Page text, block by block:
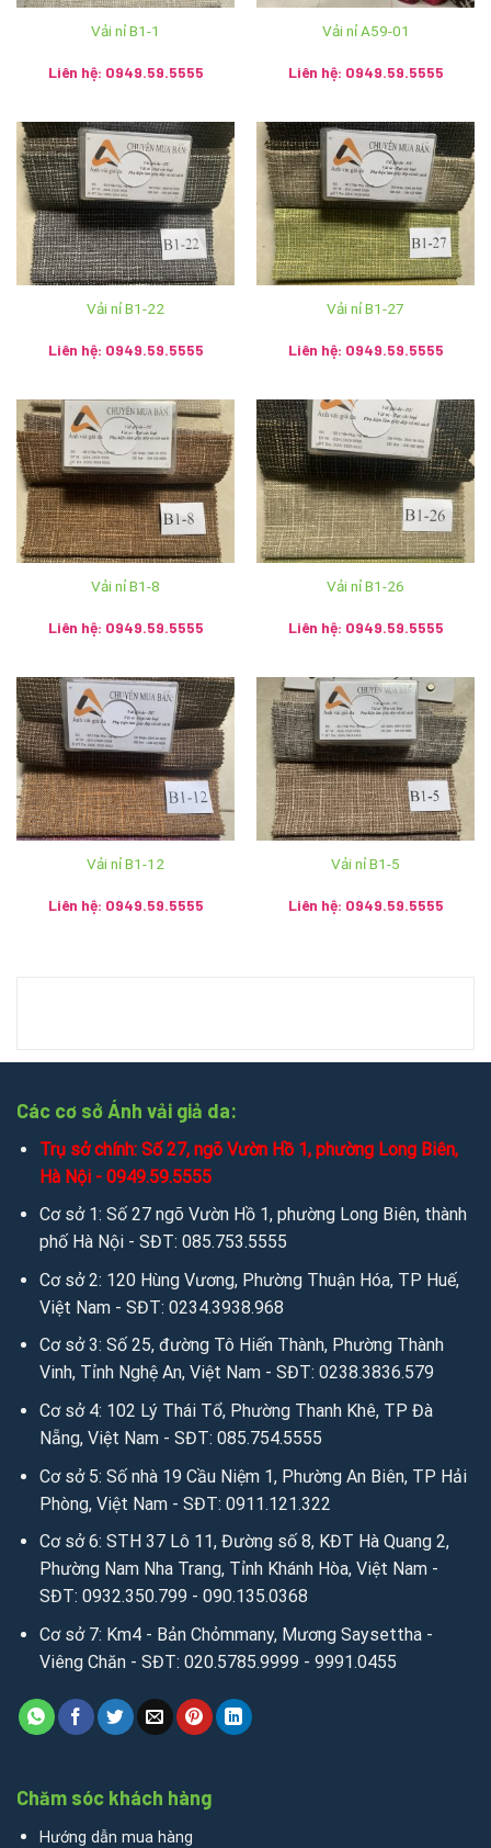
Showroom: Số 2 Trần Phú, phường Hàng Bông, quận Hoàn
Kiếm, thành phố Hà Nội
Hệ thống Ánh vải giả da trên toàn quốc:
Cơ sở 1: Số 2 Trần Phú, Hoàn Kiếm, Hà Nội – SĐT:
024.3928.5599
Cơ sở 2: 120 Hùng Vương, T.P Huế – SĐT:
0234.3938.968
Cơ sở 3: 31 Tô Hiến Thành, P.Quang Trung, T.p Vinh –
SĐT: 0238.3836.579
– Hải Phòng – SĐT: 0911.121.322 – SĐT: 0911.121.322
Cơ sở 6: 11 Phương Câu – Phường Vạn Thạnh – Thành
phố Nha Trang – Khánh Hòa – SĐT: 0932.350.799 –
090.135.0368
Cơ sở 7: Km4 – Bản Chỏmmany, Mương Saysettha –
Viêng Chăn – SĐT: 020.5785.9999 – 9991.0455
Vải nỉ B1-1
Liên hệ: 0949.59.5555
Vải nỉ A59-01
Liên hệ: 0949.59.5555
Vải nỉ B1-22
Liên hệ: 0949.59.5555
Vải nỉ B1-27
Liên hệ: 0949.59.5555
Vải nỉ B1-8
Liên hệ: 0949.59.5555
Vải nỉ B1-26
Liên hệ: 0949.59.5555
Vải nỉ B1-12
Liên hệ: 0949.59.5555
Vải nỉ B1-5
Liên hệ: 0949.59.5555
Các cơ sở Ánh vải giả da:
Trụ sở chính: Số 27, ngõ Vườn Hồ 1, phường Long Biên,
Hà Nội - 0949.59.5555
Cơ sở 1: Số 27 ngõ Vườn Hồ 1, phường Long Biên, thành
phố Hà Nội - SĐT: 085.753.5555
Cơ sở 2: 120 Hùng Vương, Phường Thuận Hóa, TP Huế,
Việt Nam - SĐT: 0234.3938.968
Cơ sở 3: Số 25, đường Tô Hiến Thành, Phường Thành
Vinh, Tỉnh Nghệ An, Việt Nam - SĐT: 0238.3836.579
Cơ sở 4: 102 Lý Thái Tổ, Phường Thanh Khê, TP Đà
Nẵng, Việt Nam - SĐT: 085.754.5555
Cơ sở 5: Số nhà 19 Cầu Niệm 1, Phường An Biên, TP Hải
Phòng, Việt Nam - SĐT: 0911.121.322
Cơ sở 6: STH 37 Lô 11, Đường số 8, KĐT Hà Quang 2,
Phường Nam Nha Trang, Tỉnh Khánh Hòa, Việt Nam -
SĐT: 0932.350.799 - 090.135.0368
Cơ sở 7: Km4 - Bản Chỏmmany, Mương Saysettha -
Viêng Chăn - SĐT: 020.5785.9999 - 9991.0455
Chăm sóc khách hàng
Hướng dẫn mua hàng